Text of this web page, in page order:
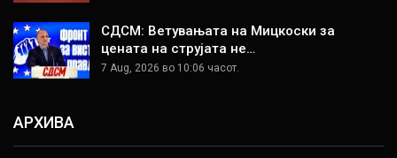
СДСМ: Ветувањата на Мицкоски за
цената на струјата не…
7 Aug, 2026 во 10:06 часот.
АРХИВА